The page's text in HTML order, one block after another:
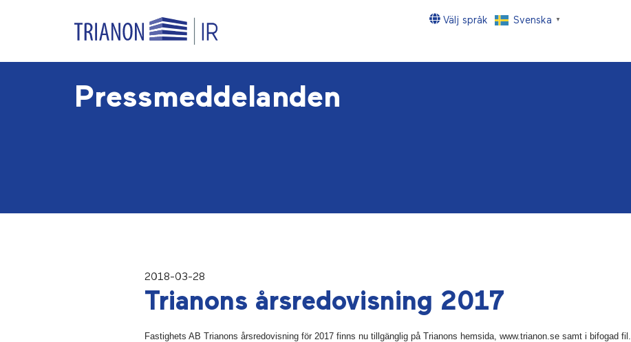
Välj språk Svenska ▼
Pressmeddelanden
2018-03-28
Trianons årsredovisning 2017
Fastighets AB Trianons årsredovisning för 2017 finns nu tillgänglig på Trianons hemsida, www.trianon.se samt i bifogad fil.